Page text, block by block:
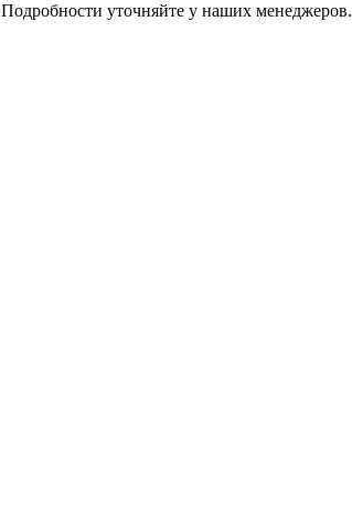
Подробности уточняйте у наших менеджеров.